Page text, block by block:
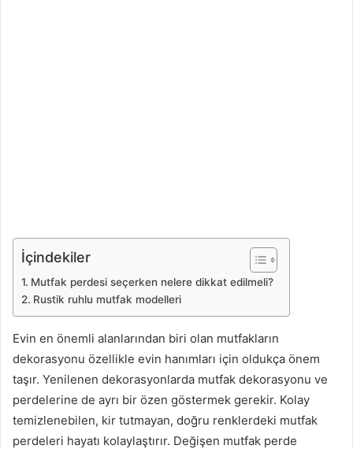
İçindekiler
Mutfak perdesi seçerken nelere dikkat edilmeli?
Rustik ruhlu mutfak modelleri
Evin en önemli alanlarından biri olan mutfakların
dekorasyonu özellikle evin hanımları için oldukça önem
taşır. Yenilenen dekorasyonlarda mutfak dekorasyonu ve
perdelerine de ayrı bir özen göstermek gerekir. Kolay
temizlenebilen, kir tutmayan, doğru renklerdeki mutfak
perdeleri hayatı kolaylaştırır. Değişen mutfak perde